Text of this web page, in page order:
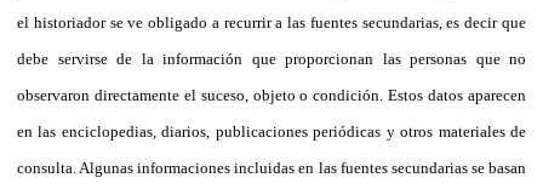
el historiador se ve obligado a recurrir a las fuentes secundarias, es decir que
debe servirse de la información que proporcionan las personas que no
observaron directamente el suceso, objeto o condición. Estos datos aparecen
en las enciclopedias, diarios, publicaciones periódicas y otros materiales de
consulta. Algunas informaciones incluidas en las fuentes secundarias se basan